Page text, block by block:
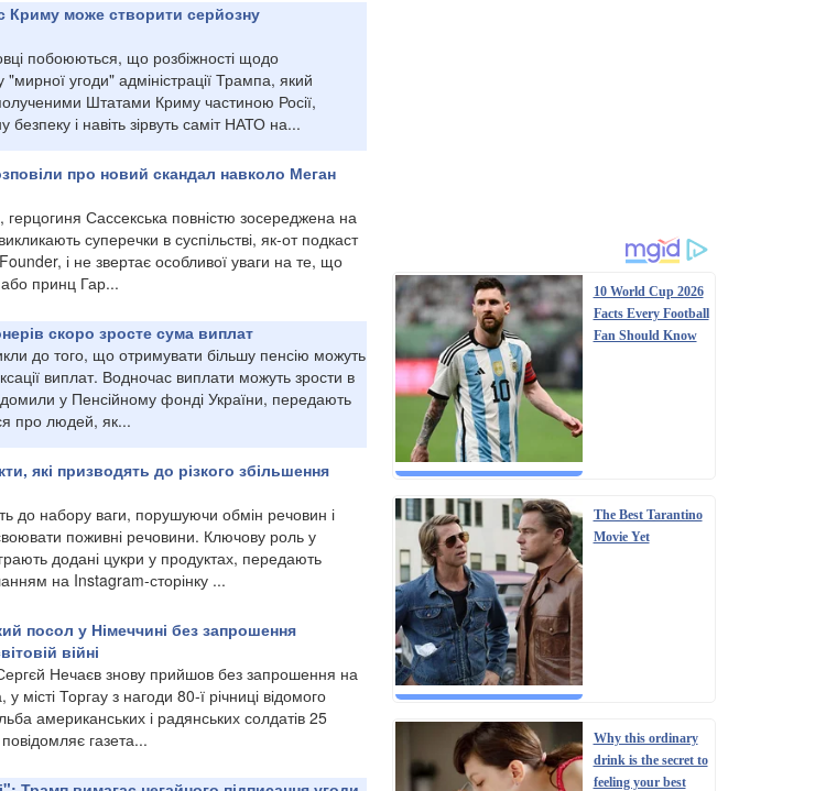
може створити серйозну
побоюються, що розбіжності щодо
угоди" адміністрації Трампа, який
Штатами Криму частиною Росії,
безпеку і навіть зірвуть саміт НАТО на...
про новий скандал навколо Меган
Сассекська повністю зосереджена на
суперечки в суспільстві, як-от подкаст
і не звертає особливої уваги на те, що
або принц Гар...
скоро зросте сума виплат
до того, що отримувати більшу пенсію можуть
виплат. Водночас виплати можуть зрости в
у Пенсійному фонді України, передають
про людей, як...
які призводять до різкого збільшення
до набору ваги, порушуючи обмін речовин і
поживні речовини. Ключову роль у
додані цукри у продуктах, передають
на Instagram-сторінку ...
посол у Німеччині без запрошення
війні
Нечаєв знову прийшов без запрошення на
місті Торгау з нагоди 80-ї річниці відомого
американських і радянських солдатів 25
газета...
10 World Cup 2026
Facts Every Football
Fan Should Know
The Best Tarantino
Movie Yet
Why this ordinary
drink is the secret to
feeling your best